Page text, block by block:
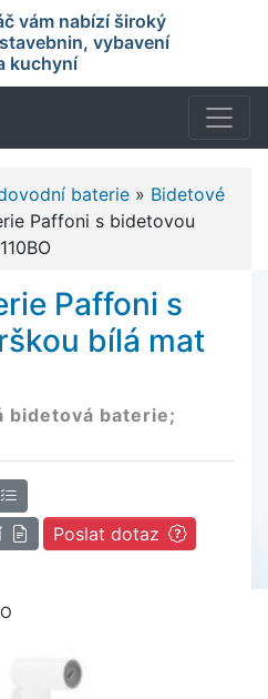
vám nabízí široký
vybavení
kuchyní
baterie » Bidetové
Paffoni s bidetovou
Paffoni s
bílá mat
bidetová baterie;
Poslat dotaz